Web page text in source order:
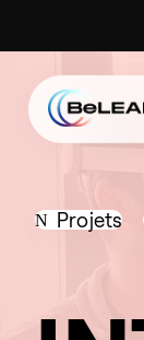
Projets